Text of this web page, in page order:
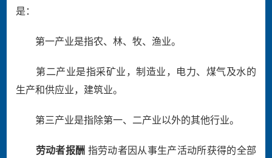
是：
第一产业是指农、林、牧、渔业。
第二产业是指采矿业，制造业，电力、煤气及水的
生产和供应业，建筑业。
第三产业是指除第一、二产业以外的其他行业。
劳动者报酬 指劳动者因从事生产活动所获得的全部